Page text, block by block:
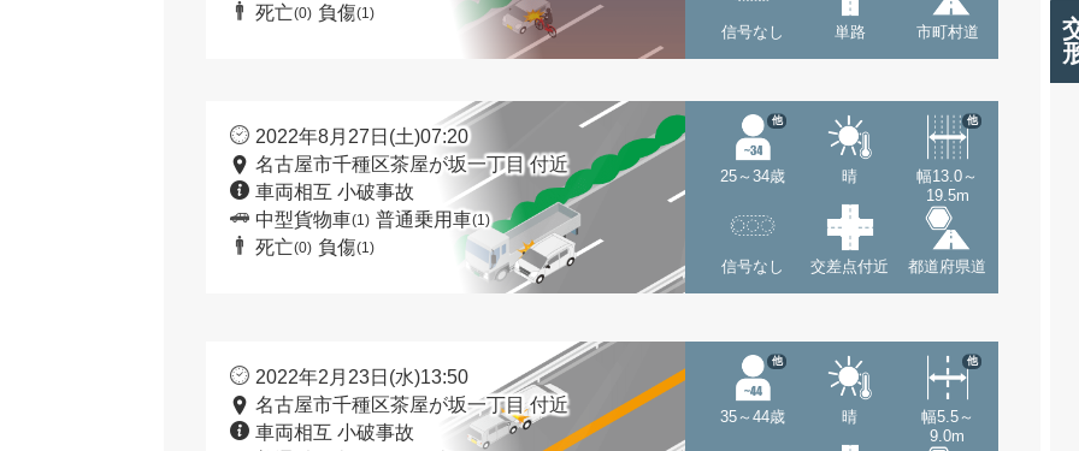
死亡(0) 負傷(1)
信号なし 単路 市町村道
2022年8月27日(土)07:20
名古屋市千種区茶屋が坂一丁目 付近
車両相互 小破事故
中型貨物車(1) 普通乗用車(1)
死亡(0) 負傷(1)
25～34歳
他
晴
幅13.0～
19.5m
他
信号なし 交差点付近 都道府県道
2022年2月23日(水)13:50
名古屋市千種区茶屋が坂一丁目 付近
車両相互 小破事故
35～44歳
他
晴
幅5.5～
9.0m
他